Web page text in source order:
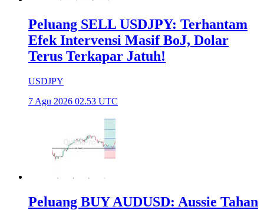
Peluang SELL USDJPY: Terhantam
Efek Intervensi Masif BoJ, Dolar
Terus Terkapar Jatuh!
USDJPY
7 Agu 2026 02.53 UTC
Peluang BUY AUDUSD: Aussie Tahan